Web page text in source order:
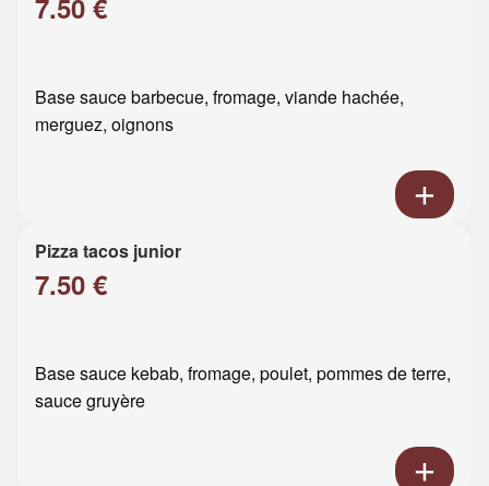
Base sauce barbecue, fromage, viande hachée,
merguez, oignons
Pizza tacos junior
7.50 €
Base sauce kebab, fromage, poulet, pommes de terre,
sauce gruyère